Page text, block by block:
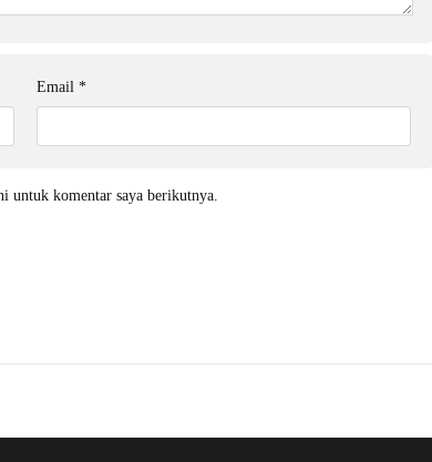
Email *
untuk komentar saya berikutnya.